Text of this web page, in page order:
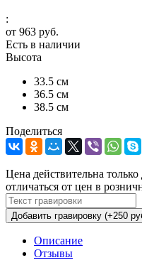
:
от 963 руб.
Есть в наличии
Высота
33.5 см
36.5 см
38.5 см
Поделиться
Цена действительна
отличаться от цен в
Добавить гравировку (+250
Описание
Отзывы